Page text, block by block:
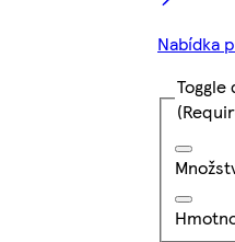
Nabídka